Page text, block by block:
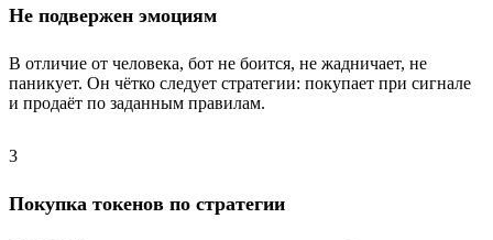
Не подвержен эмоциям
В отличие от человека, бот не боится, не жадничает, не
паникует. Он чётко следует стратегии: покупает при сигнале
и продаёт по заданным правилам.
3
Покупка токенов по стратегии